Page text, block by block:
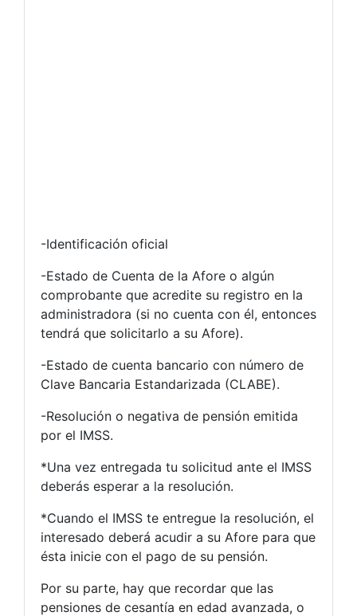
-Identificación oficial
-Estado de Cuenta de la Afore o algún
comprobante que acredite su registro en la
administradora (si no cuenta con él, entonces
tendrá que solicitarlo a su Afore).
-Estado de cuenta bancario con número de
Clave Bancaria Estandarizada (CLABE).
-Resolución o negativa de pensión emitida
por el IMSS.
*Una vez entregada tu solicitud ante el IMSS
deberás esperar a la resolución.
*Cuando el IMSS te entregue la resolución, el
interesado deberá acudir a su Afore para que
ésta inicie con el pago de su pensión.
Por su parte, hay que recordar que las
pensiones de cesantía en edad avanzada, o